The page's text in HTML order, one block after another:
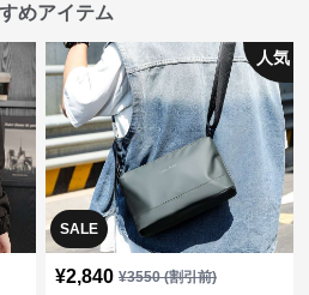
めアイテム
SALE
人気
¥2,840 ¥3550(割引前)